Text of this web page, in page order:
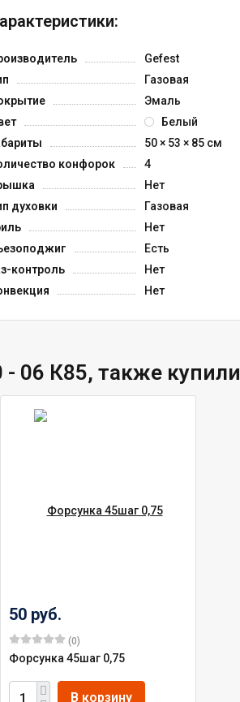
Gefest
Газовая
Эмаль
Белый
50 × 53 × 85 см
конфорок
4
Нет
духовки
Газовая
Нет
Есть
контроль
Нет
Нет
- 06 К85, также купили
50 руб.
(0)
Форсунка 45шаг 0,75
В корзину